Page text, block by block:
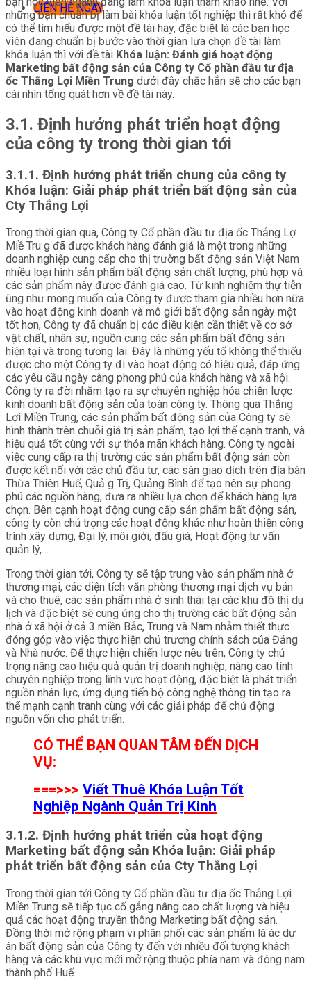
LIÊN HỆ NGAY
những bạn chuẩn bị làm bài khóa luận tốt nghiệp thì rất khó để
có thể tìm hiểu được một đề tài hay, đặc biệt là các bạn học
viên đang chuẩn bị bước vào thời gian lựa chọn đề tài làm
khóa luận thì với đề tài Khóa luận: Đánh giá hoạt động
Marketing bất động sản của Công ty Cổ phần đầu tư địa
ốc Thắng Lợi Miền Trung dưới đây chắc hẳn sẽ cho các bạn
cái nhìn tổng quát hơn về đề tài này.
3.1. Định hướng phát triển hoạt động
của công ty trong thời gian tới
3.1.1. Định hướng phát triển chung của công ty
Khóa luận: Giải pháp phát triển bất động sản của
Cty Thắng Lợi
Trong thời gian qua, Công ty Cổ phần đầu tư địa ốc Thắng Lợ
Miề Tru g đã được khách hàng đánh giá là một trong những
doanh nghiệp cung cấp cho thị trường bất động sản Việt Nam
nhiều loại hình sản phẩm bất động sản chất lượng, phù hợp và
các sản phẩm này được đánh giá cao. Từ kinh nghiệm thự tiễn
ũng như mong muốn của Công ty được tham gia nhiều hơn nữa
vào hoạt động kinh doanh và mô giới bất động sản ngày một
tốt hơn, Công ty đã chuẩn bị các điều kiện cần thiết về cơ sở
vật chất, nhân sự, nguồn cung các sản phẩm bất động sản
hiện tại và trong tương lai. Đây là những yếu tố không thể thiếu
được cho một Công ty đi vào hoạt động có hiệu quả, đáp ứng
các yêu cầu ngày càng phong phú của khách hàng và xã hội.
Công ty ra đời nhằm tạo ra sự chuyên nghiệp hóa chiến lược
kinh doanh bất động sản của toàn công ty. Thông qua Thắng
Lợi Miền Trung, các sản phẩm bất động sản của Công ty sẽ
hình thành trên chuỗi giá trị sản phẩm, tạo lợi thế cạnh tranh, và
hiệu quả tốt cùng với sự thỏa mãn khách hàng. Công ty ngoài
việc cung cấp ra thị trường các sản phẩm bất động sản còn
được kết nối với các chủ đầu tư, các sàn giao dịch trên địa bàn
Thừa Thiên Huế, Quả g Trị, Quảng Bình để tạo nên sự phong
phú các nguồn hàng, đưa ra nhiều lựa chọn để khách hàng lựa
chọn. Bên cạnh hoạt động cung cấp sản phẩm bất động sản,
công ty còn chú trọng các hoạt động khác như hoàn thiện công
trình xây dựng; Đại lý, môi giới, đấu giá; Hoạt động tư vấn
quản lý,…
Trong thời gian tới, Công ty sẽ tập trung vào sản phẩm nhà ở
thương mại, các diện tích văn phòng thương mại dịch vụ bán
và cho thuê, các sản phẩm nhà ở sinh thái tại các khu đô thị du
lịch và đặc biệt sẽ cung ứng cho thị trường các bất động sản
nhà ở xã hội ở cả 3 miền Bắc, Trung và Nam nhằm thiết thực
đóng góp vào việc thực hiện chủ trương chính sách của Đảng
và Nhà nước. Để thực hiện chiến lược nêu trên, Công ty chú
trọng nâng cao hiệu quả quản trị doanh nghiệp, nâng cao tính
chuyên nghiệp trong lĩnh vực hoạt động, đặc biệt là phát triển
nguồn nhân lực, ứng dụng tiến bộ công nghệ thông tin tạo ra
thế mạnh cạnh tranh cùng với các giải pháp để chủ động
nguồn vốn cho phát triển.
CÓ THỂ BẠN QUAN TÂM ĐẾN DỊCH
VỤ:
===>>> Viết Thuê Khóa Luận Tốt
Nghiệp Ngành Quản Trị Kinh
3.1.2. Định hướng phát triển của hoạt động
Marketing bất động sản Khóa luận: Giải pháp
phát triển bất động sản của Cty Thắng Lợi
Trong thời gian tới Công ty Cổ phần đầu tư địa ốc Thắng Lợi
Miền Trung sẽ tiếp tục cố gắng nâng cao chất lượng và hiệu
quả các hoạt động truyền thông Marketing bất động sản.
Đồng thời mở rộng phạm vi phân phối các sản phẩm là ác dự
án bất động sản của Công ty đến với nhiều đối tượng khách
hàng và các khu vực mới mở rộng thuộc phía nam và đông nam
thành phố Huế.